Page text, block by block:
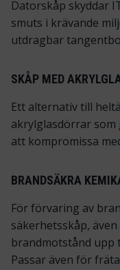
Datorskåp skyddar
smuts i krävande
utdragbar
SKÅP MED
Ett alternativ till
akrylglasdörrar som
att kompromissa
BRANDSÄKRA
För förvaring av
säkerhetsskåp,
brandmotstånd upp
Passar även för